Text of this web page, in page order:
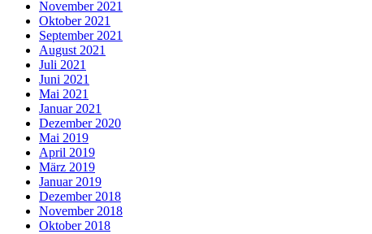
November 2021
Oktober 2021
September 2021
August 2021
Juli 2021
Juni 2021
Mai 2021
Januar 2021
Dezember 2020
Mai 2019
April 2019
März 2019
Januar 2019
Dezember 2018
November 2018
Oktober 2018